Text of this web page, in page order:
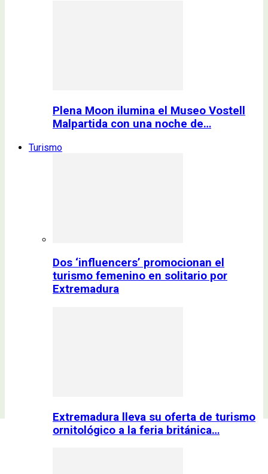
Plena Moon ilumina el Museo Vostell
Malpartida con una noche de…
Turismo
Dos ‘influencers’ promocionan el
turismo femenino en solitario por
Extremadura
Extremadura lleva su oferta de turismo
ornitológico a la feria británica…